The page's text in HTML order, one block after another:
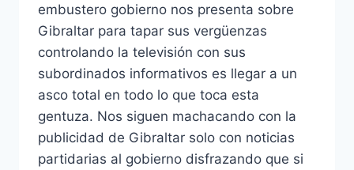
embustero gobierno nos presenta sobre
Gibraltar para tapar sus vergüenzas
controlando la televisión con sus
subordinados informativos es llegar a un
asco total en todo lo que toca esta
gentuza. Nos siguen machacando con la
publicidad de Gibraltar solo con noticias
partidarias al gobierno disfrazando que si